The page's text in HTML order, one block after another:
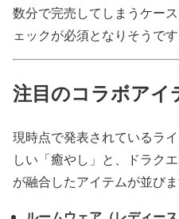
数分で完売してしまうケー
ェックが必須となりそうです
注目のコラボアイ
現時点で発表されているラ
しい「癒やし」と、ドラク
が融合したアイテムが並びま